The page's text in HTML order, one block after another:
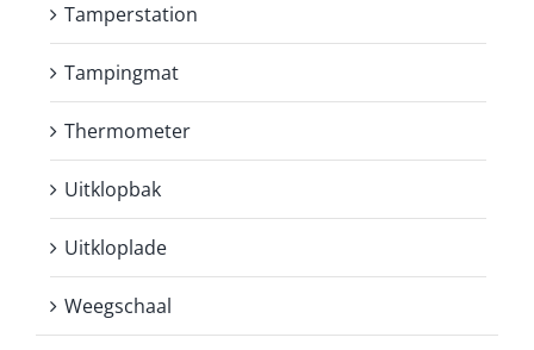
Tamperstation
Tampingmat
Thermometer
Uitklopbak
Uitkloplade
Weegschaal